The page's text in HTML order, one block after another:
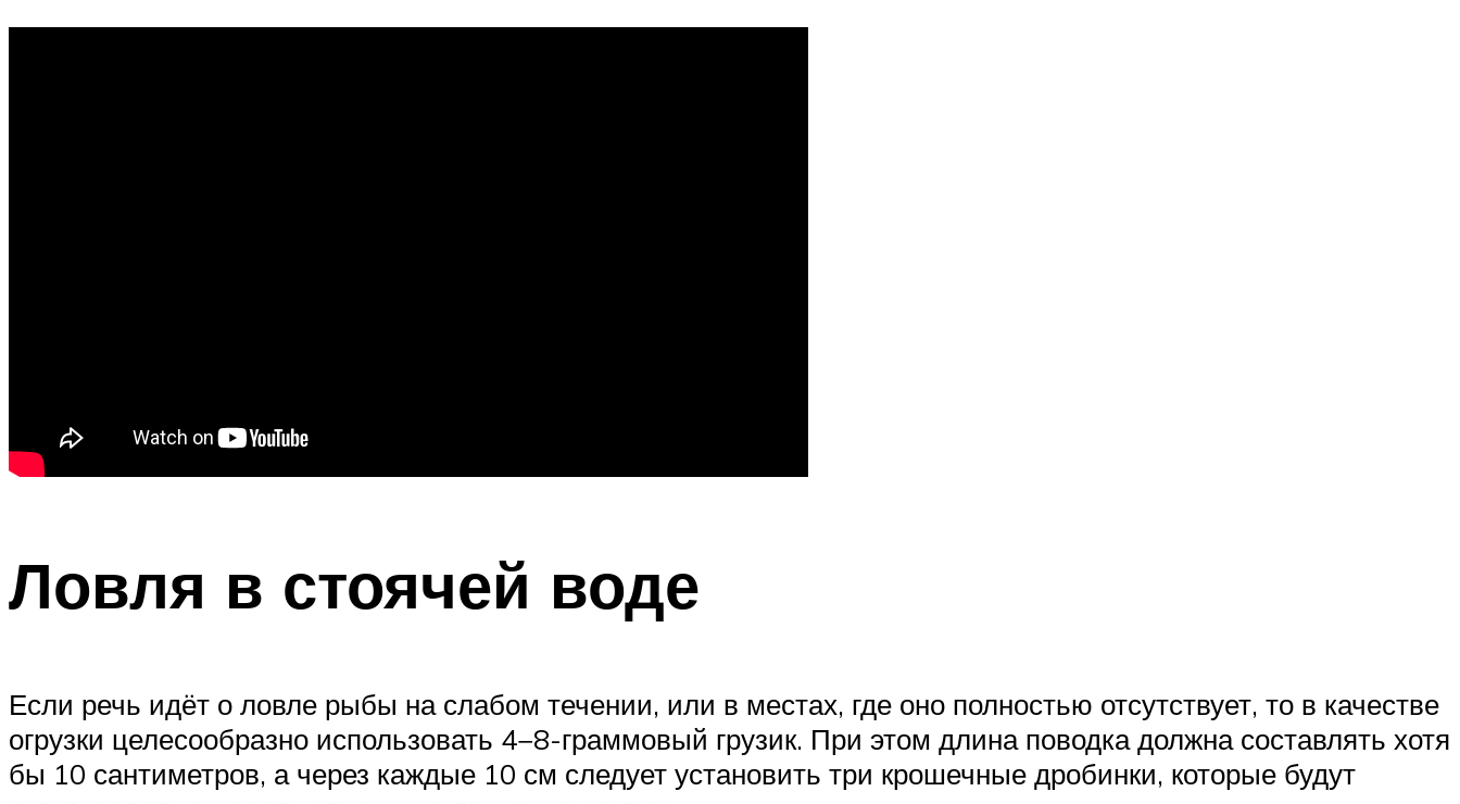
Ловля в стоячей воде
Если речь идёт о ловле рыбы на слабом течении, или в местах, где оно полностью отсутствует, то в качестве
огрузки целесообразно использовать 4−8-граммовый грузик. При этом длина поводка должна составлять хотя
бы 10 сантиметров, а через каждые 10 см следует установить три крошечные дробинки, которые будут